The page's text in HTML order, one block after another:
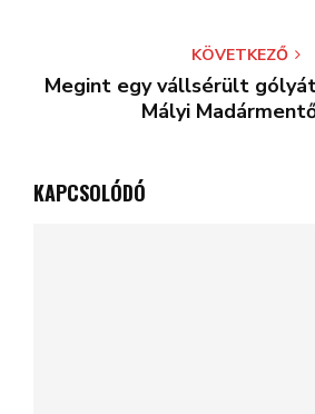
KÖVETKEZŐ
Megint egy vállsérült
Mályi
KAPCSOLÓDÓ